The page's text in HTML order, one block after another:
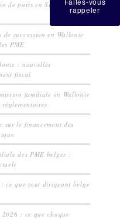
de parts en SRL pour les
succession en Wallonie
PME
: nouvelles
fiscal
familiale en Wallonie
sur le financement des
des PME belges :
: ce que tout dirigeant belge
2026 : ce que chaque
rappeler